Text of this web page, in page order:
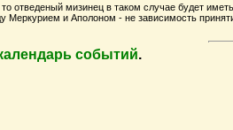
отведеный мизинец в таком случае будет
Меркурием и Аполоном - не зависимость
событий.